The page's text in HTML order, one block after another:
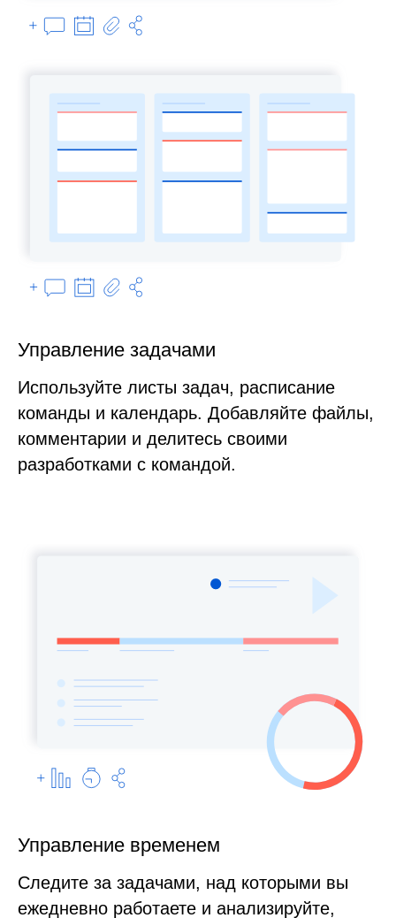
Управление задачами
Используйте листы задач, расписание
команды и календарь. Добавляйте файлы,
комментарии и делитесь своими
разработками с командой.
Управление временем
Следите за задачами, над которыми вы
ежедневно работаете и анализируйте,